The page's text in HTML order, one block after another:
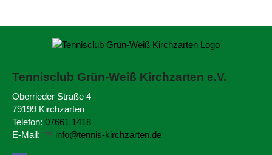
Tennisclub Grün-Weiß Kirchzarten e.V.
Oberrieder Straße 4
79199 Kirchzarten
Telefon: 07661 1418
E-Mail:
nf t nns-k rchz rt n d